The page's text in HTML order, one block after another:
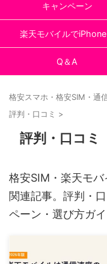
キャンペーン
楽天モバイルでiPhone
Q＆A
格安スマホ・格安SIM・通
評判・口コミ >
評判・口コミ
格安SIM・楽天モバ
関連記事。評判・
ペーン・選び方ガ